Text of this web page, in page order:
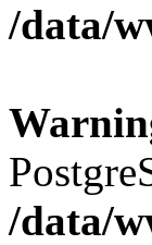
/data/
/data/